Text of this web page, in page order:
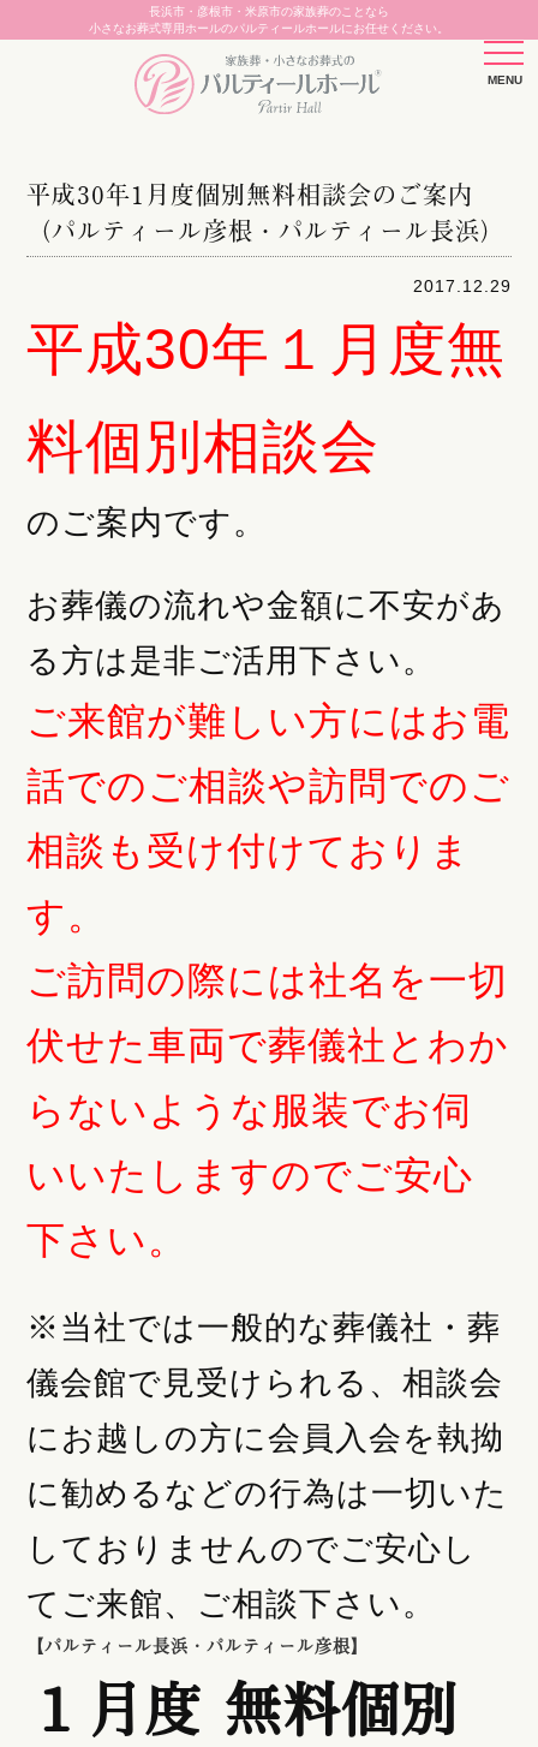
長浜市・彦根市・米原市の家族葬のことなら
小さなお葬式専用ホールのパルティールホールにお任せください。
平成30年1月度個別無料相談会のご案内
（パルティール彦根・パルティール長浜）
2017.12.29
平成30年１月度無
料個別相談会
のご案内です。
お葬儀の流れや金額に不安があ
る方は是非ご活用下さい。
ご来館が難しい方にはお電
話でのご相談や訪問でのご
相談も受け付けておりま
す。
ご訪問の際には社名を一切
伏せた車両で葬儀社とわか
らないような服装でお伺
いいたしますのでご安心
下さい。
※当社では一般的な葬儀社・葬
儀会館で見受けられる、相談会
にお越しの方に会員入会を執拗
に勧めるなどの行為は一切いた
しておりませんのでご安心し
てご来館、ご相談下さい。
【パルティール長浜・パルティール彦根】
１月度 無料個別